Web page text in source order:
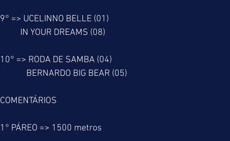
9° => UCELINNO BELLE (01)
          IN YOUR DREAMS (08)
10° => RODA DE SAMBA (04)
             BERNARDO BIG BEAR (05)
COMENTÁRIOS
1° PÁREO => 1500 metros